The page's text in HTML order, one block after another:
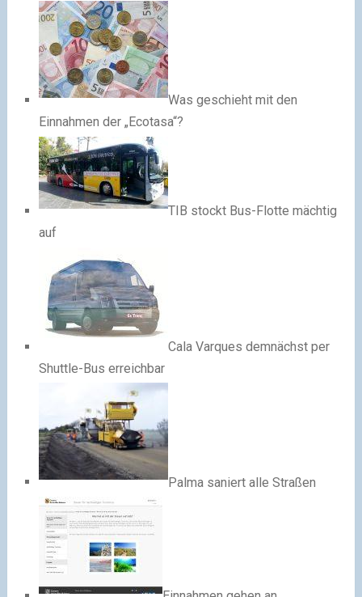
Was geschieht mit den
Einnahmen der „Ecotasa“?
TIB stockt Bus-Flotte mächtig
auf
Cala Varques demnächst per
Shuttle-Bus erreichbar
Palma saniert alle Straßen